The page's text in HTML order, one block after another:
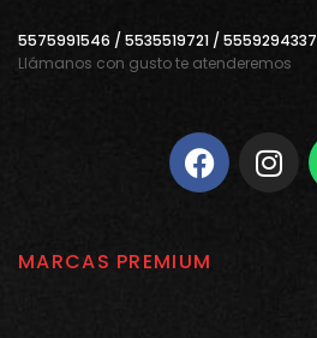
5575991546 / 5535519721 / 5559294337
Llámanos con gusto te atenderemos
MARCAS PREMIUM